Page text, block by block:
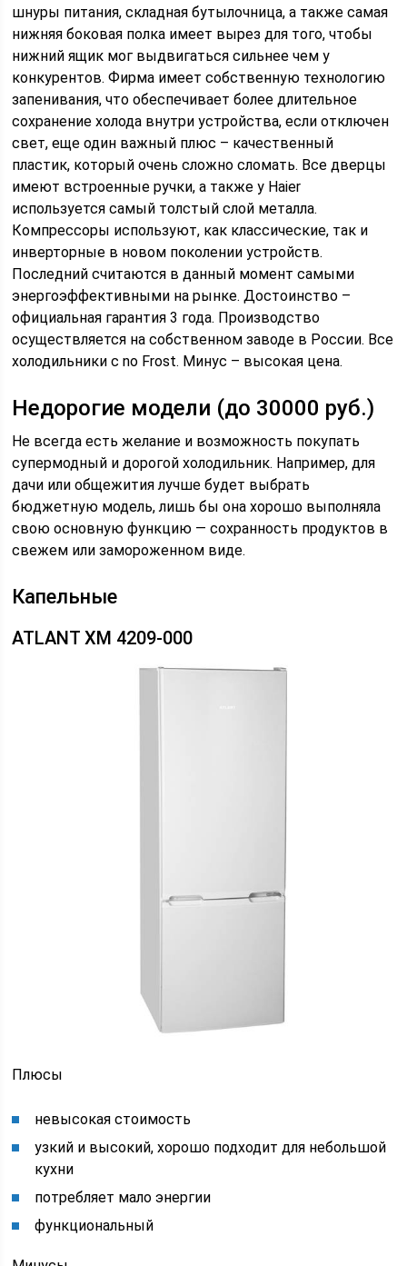
шнуры питания, складная бутылочница, а также самая
нижняя боковая полка имеет вырез для того, чтобы
нижний ящик мог выдвигаться сильнее чем у
конкурентов. Фирма имеет собственную технологию
запенивания, что обеспечивает более длительное
сохранение холода внутри устройства, если отключен
свет, еще один важный плюс – качественный
пластик, который очень сложно сломать. Все дверцы
имеют встроенные ручки, а также у Haier
используется самый толстый слой металла.
Компрессоры используют, как классические, так и
инверторные в новом поколении устройств.
Последний считаются в данный момент самыми
энергоэффективными на рынке. Достоинство –
официальная гарантия 3 года. Производство
осуществляется на собственном заводе в России. Все
холодильники с no Frost. Минус – высокая цена.
Недорогие модели (до 30000 руб.)
Не всегда есть желание и возможность покупать
супермодный и дорогой холодильник. Например, для
дачи или общежития лучше будет выбрать
бюджетную модель, лишь бы она хорошо выполняла
свою основную функцию — сохранность продуктов в
свежем или замороженном виде.
Капельные
ATLANT ХМ 4209-000
Плюсы
невысокая стоимость
узкий и высокий, хорошо подходит для небольшой
кухни
потребляет мало энергии
функциональный